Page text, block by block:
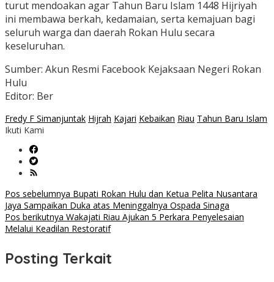
turut mendoakan agar Tahun Baru Islam 1448 Hijriyah
ini membawa berkah, kedamaian, serta kemajuan bagi
seluruh warga dan daerah Rokan Hulu secara
keseluruhan.
Sumber: Akun Resmi Facebook Kejaksaan Negeri Rokan
Hulu
Editor: Ber
Fredy F Simanjuntak Hijrah Kajari Kebaikan Riau Tahun Baru Islam
Ikuti Kami
Navigasi
pos
Pos sebelumnya Bupati Rokan Hulu dan Ketua Pelita Nusantara
Jaya Sampaikan Duka atas Meninggalnya Ospada Sinaga
Pos berikutnya Wakajati Riau Ajukan 5 Perkara Penyelesaian
Melalui Keadilan Restoratif
Posting Terkait